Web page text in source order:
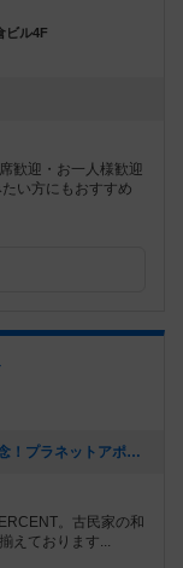
ビル4F
歓迎・お一人様歓迎
い方にもおすすめ
[NEW] 【2月27日（土）開催】スタッフ誕生日記念！プラネットアポカリプス会！！（2021年02月02日 13時24分）
。古民家の和
えております...